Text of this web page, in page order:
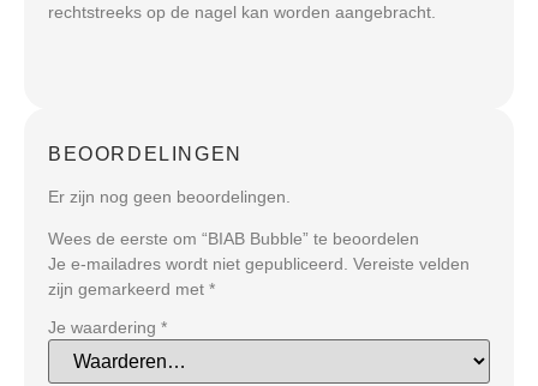
rechtstreeks op de nagel kan worden aangebracht.
BEOORDELINGEN
Er zijn nog geen beoordelingen.
Wees de eerste om “BIAB Bubble” te beoordelen
Je e-mailadres wordt niet gepubliceerd. Vereiste velden
zijn gemarkeerd met *
Je waardering *